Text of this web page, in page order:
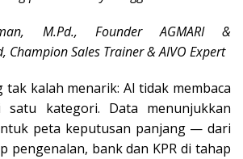
M.Pd., Founder AGMARI &
Champion Sales Trainer & AIVO Expert
tak kalah menarik: AI tidak membaca
satu kategori. Data menunjukkan
peta keputusan panjang — dari
pengenalan, bank dan KPR di tahap